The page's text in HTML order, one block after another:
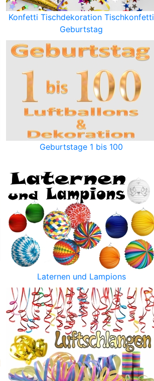
Konfetti Tischdekoration Tischkonfetti
Geburtstag
Geburtstage 1 bis 100
Laternen und Lampions